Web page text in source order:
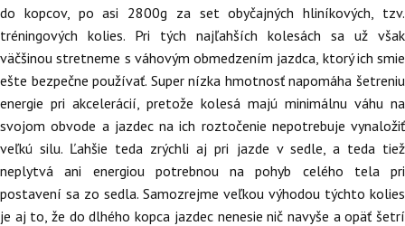
do kopcov, po asi 2800g za set obyčajných hliníkových, tzv.
tréningových kolies. Pri tých najľahších kolesách sa už však
väčšinou stretneme s váhovým obmedzením jazdca, ktorý ich smie
ešte bezpečne používať. Super nízka hmotnosť napomáha šetreniu
energie pri akcelerácií, pretože kolesá majú minimálnu váhu na
svojom obvode a jazdec na ich roztočenie nepotrebuje vynaložiť
veľkú silu. Ľahšie teda zrýchli aj pri jazde v sedle, a teda tiež
neplytvá ani energiou potrebnou na pohyb celého tela pri
postavení sa zo sedla. Samozrejme veľkou výhodou týchto kolies
je aj to, že do dlhého kopca jazdec nenesie nič navyše a opäť šetrí